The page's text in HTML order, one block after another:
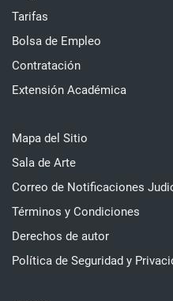
Tarifas
Bolsa de Empleo
Contratación
Extensión Académica
Mapa del Sitio
Sala de Arte
Correo de Notificaciones
Términos y Condiciones
Derechos de autor
Política de Seguridad y